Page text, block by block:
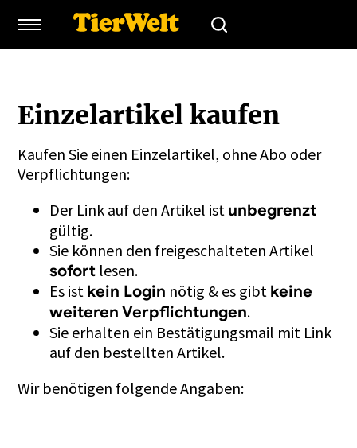
Einzelartikel kaufen
Kaufen Sie einen Einzelartikel, ohne Abo oder
Verpflichtungen:
Der Link auf den Artikel ist unbegrenzt
gültig.
Sie können den freigeschalteten Artikel
sofort lesen.
Es ist kein Login nötig & es gibt keine
weiteren Verpflichtungen.
Sie erhalten ein Bestätigungsmail mit Link
auf den bestellten Artikel.
Wir benötigen folgende Angaben: